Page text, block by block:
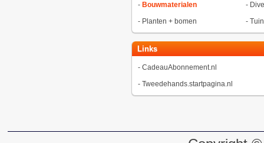
- Bouwmaterialen -
- Planten + bomen -
Links
- CadeauAbonnement.nl
- Tweedehands.startpagina.nl